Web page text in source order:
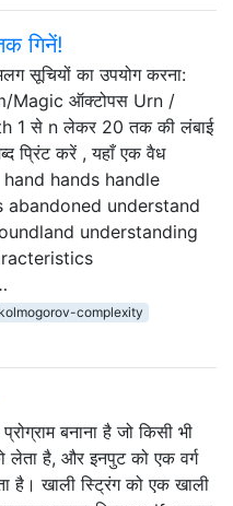
गिनें!
सूचियों का उपयोग करना:
Magic ऑक्टोपस Urn /
1 से n लेकर 20 तक की लंबाई
प्रिंट करें , यहाँ एक वैध
hand hands handle
abandoned understand
understanding
kolmogorov-complexity
बनाना है जो किसी भी
लेता है, और इनपुट को एक वर्ग
है। खाली स्ट्रिंग को एक खाली